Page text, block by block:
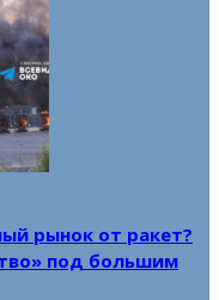
рынок от ракет?
под большим